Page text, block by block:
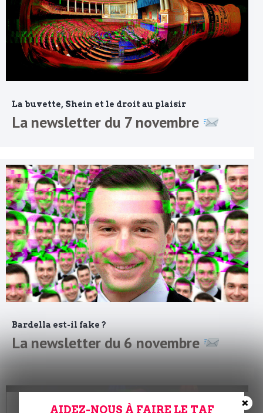
La buvette, Shein et le droit au plaisir
La newsletter du 7 novembre
Bardella est-il fake ?
La newsletter du 6 novembre
AIDEZ-NOUS À FAIRE LE TAF ×